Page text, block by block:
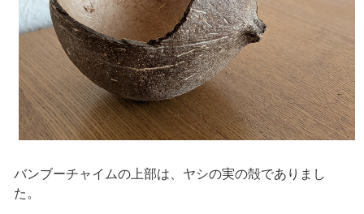
バンブーチャイムの上部は、ヤシの実の殻でありまし
た。